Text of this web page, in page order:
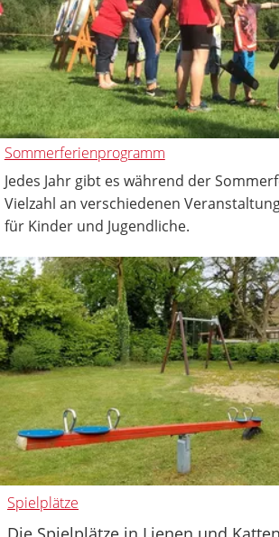
Sommerferienprogramm
Jedes Jahr gibt es während der
Vielzahl an verschiedenen
für Kinder und Jugendliche.
Spielplätze